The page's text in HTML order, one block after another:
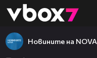
👾
Новините на NOVA